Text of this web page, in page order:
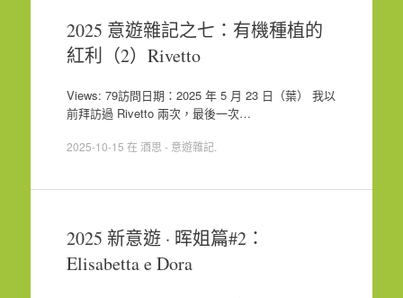
2025 意遊雜記之七：有機種植的
紅利（2）Rivetto
Views: 79訪問日期：2025 年 5 月 23 日（葉） 我以
前拜訪過 Rivetto 兩次，最後一次…
2025-10-15 在 酒思 - 意遊雜記.
2025 新意遊 · 晖姐篇#2：
Elisabetta e Dora